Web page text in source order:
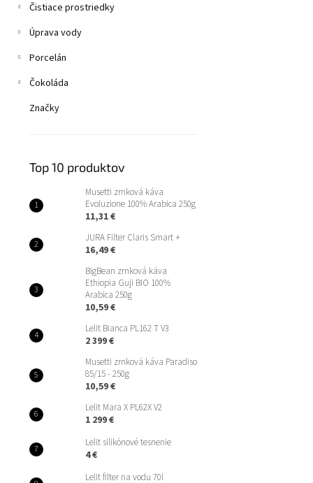
Čistiace prostriedky
Úprava vody
Porcelán
Čokoláda
Značky
Top 10 produktov
Musetti zrnková káva
Evoluzione 100% Arabica 250g
11,31 €
JURA Filter Claris Smart +
16,49 €
BigBean zrnková káva
Ethiopia Guji BIO 100%
Arabica 250g
10,59 €
Lelit Bianca PL162 T V3
2 399 €
Musetti zrnková káva Paradiso
85/15 - 250g
10,59 €
Lelit Mara X PL62X V2
1 299 €
Lelit silikónové tesnenie
4 €
Lelit filter na vodu 70l